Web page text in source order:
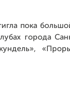
пока
города